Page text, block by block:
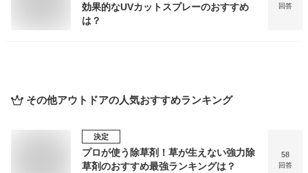
効果的なUVカットスプレーのおすすめ
は？
回答
その他アウトドアの人気おすすめランキング
決定
プロが使う除草剤！草が生えない強力除
草剤のおすすめ最強ランキングは？
58
回答